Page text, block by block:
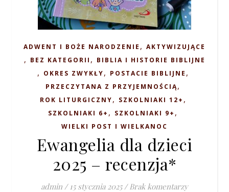
ADWENT I BOŻE NARODZENIE , AKTYWIZUJĄCE
, BEZ KATEGORII , BIBLIA I HISTORIE BIBLIJNE
, OKRES ZWYKŁY, POSTACIE BIBLIJNE ,
PRZECZYTANA Z PRZYJEMNOŚCIĄ,
ROK LITURGICZNY, SZKOLNIAKI 12+ ,
SZKOLNIAKI 6+ , SZKOLNIAKI 9+ ,
WIELKI POST I WIELKANOC
Ewangelia dla dzieci
2025 – recenzja*
admin / 15 stycznia 2025 / Brak komentarzy